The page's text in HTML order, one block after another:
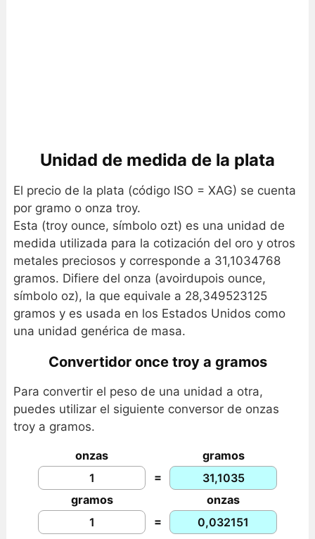
Unidad de medida de la plata
El precio de la plata (código ISO = XAG) se cuenta
por gramo o onza troy.
Esta (troy ounce, símbolo ozt) es una unidad de
medida utilizada para la cotización del oro y otros
metales preciosos y corresponde a 31,1034768
gramos. Difiere del onza (avoirdupois ounce,
símbolo oz), la que equivale a 28,349523125
gramos y es usada en los Estados Unidos como
una unidad genérica de masa.
Convertidor once troy a gramos
Para convertir el peso de una unidad a otra,
puedes utilizar el siguiente conversor de onzas
troy a gramos.
onzas
gramos
=
gramos
onzas
=